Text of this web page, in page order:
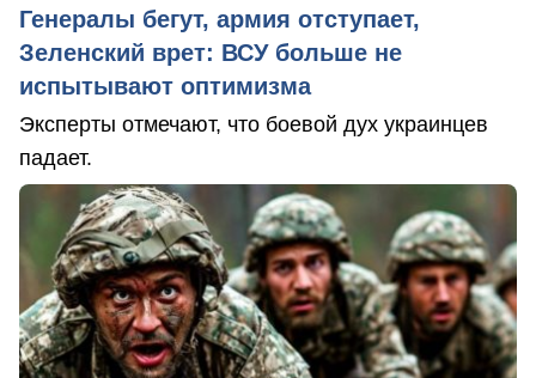
Генералы бегут, армия отступает,
Зеленский врет: ВСУ больше не
испытывают оптимизма
Эксперты отмечают, что боевой дух украинцев
падает.